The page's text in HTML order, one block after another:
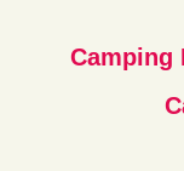
Camping